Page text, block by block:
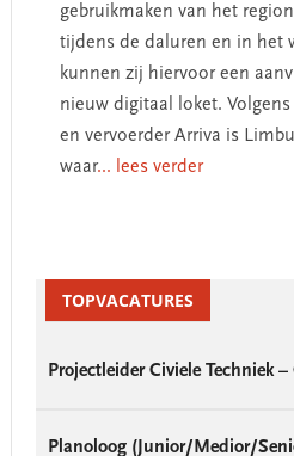
gebruikmaken van het
tijdens de daluren en in het
kunnen zij hiervoor een
nieuw digitaal loket.
en vervoerder Arriva is
waar... lees verder
SidebarTOPVACATURES
Projectleider Civiele Techniek
Planoloog (Junior/Medior/